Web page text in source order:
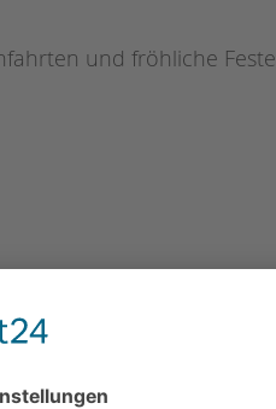
und fröhliche Feste